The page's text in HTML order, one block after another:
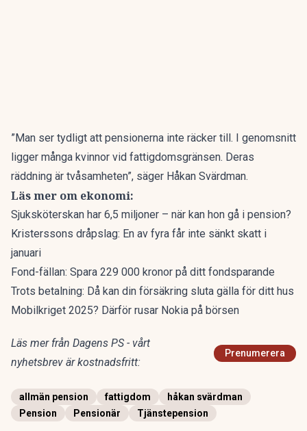
”Man ser tydligt att pensionerna inte räcker till. I genomsnitt
ligger många kvinnor vid fattigdomsgränsen. Deras
räddning är tvåsamheten”, säger Håkan Svärdman.
Läs mer om ekonomi:
Sjuksköterskan har 6,5 miljoner – när kan hon gå i pension?
Kristerssons dråpslag: En av fyra får inte sänkt skatt i
januari
Fond-fällan: Spara 229 000 kronor på ditt fondsparande
Trots betalning: Då kan din försäkring sluta gälla för ditt hus
Mobilkriget 2025? Därför rusar Nokia på börsen
Läs mer från Dagens PS - vårt
nyhetsbrev är kostnadsfritt:
Prenumerera
allmän pension fattigdom
håkan svärdman
Pension
Pensionär Tjänstepension